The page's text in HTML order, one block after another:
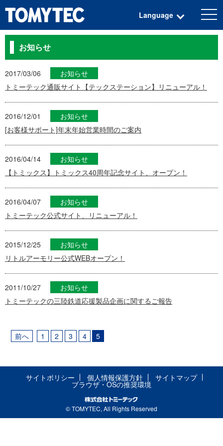
Language
お知らせ
2017/03/06
お知らせ
トミーテック通販サイト【テックステーション】リニューアル！
2016/12/01
お知らせ
[お客様サポート]年末年始営業時間のご案内
2016/04/14
お知らせ
【トミックス】トミックス40周年記念サイト、オープン！
2016/04/07
お知らせ
トミーテック公式サイト、リニューアル！
2015/12/25
お知らせ
リトルアーモリー公式WEBオープン！
2011/10/27
お知らせ
トミーテックの三陸鉄道応援製品企画に関するご報告
前へ 1 2 3 4 5
サイトポリシー 個人情報保護方針 サイトマップ
ブラウザ・OSの推奨環境
© TOMYTEC, All Rights Reserved